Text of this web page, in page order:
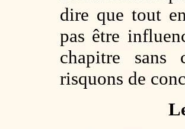
dire que tout
pas être
chapitre sans
risquons de